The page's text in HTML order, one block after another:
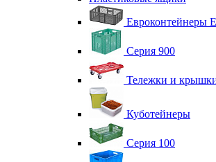
Евроконтейнеры
Серия 900
Тележки и
Куботейнеры
Серия 100